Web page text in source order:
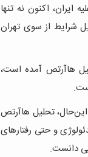
اکنون نه تنها
شرایط از سوی تهران
هاآرتص آمده است،
این‌حال، تحلیل هاآرتص
و حتی رفتارهای
دانست.